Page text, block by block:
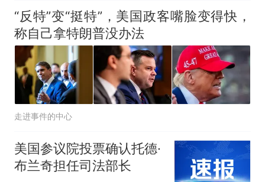
“反特”变“挺特”，美国政客嘴脸变得快，
称自己拿特朗普没办法
走进事件的中心
美国参议院投票确认托德·
布兰奇担任司法部长